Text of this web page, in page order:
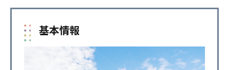
基本情報